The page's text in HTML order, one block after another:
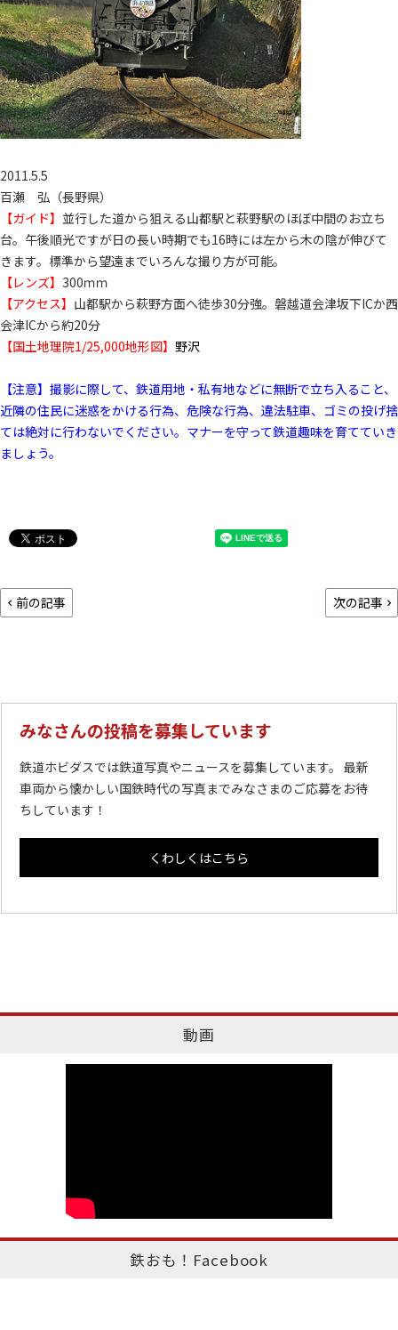
2011.5.5
百瀬 弘（長野県）
【ガイド】 並行した道から狙える山都駅と萩野駅のほぼ中間のお立ち
台。午後順光ですが日の長い時期でも16時には左から木の陰が伸びて
きます。標準から望遠までいろんな撮り方が可能。
【レンズ】 300ｍｍ
【アクセス】 山都駅から萩野方面へ徒歩30分強。磐越道会津坂下ICか西
会津ICから約20分
【国土地理院1/25,000地形図】 野沢
【注意】撮影に際して、鉄道用地・私有地などに無断で立ち入ること、
近隣の住民に迷惑をかける行為、危険な行為、違法駐車、ゴミの投げ捨
ては絶対に行わないでください。マナーを守って鉄道趣味を育てていき
ましょう。
前の記事 次の記事
みなさんの投稿を募集しています
鉄道ホビダスでは鉄道写真やニュースを募集しています。 最新
車両から懐かしい国鉄時代の写真までみなさまのご応募をお待
ちしています！
くわしくはこちら
動画
鉄おも！Facebook